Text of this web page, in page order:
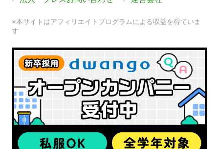
※本サイトはアフィリエイトプログラムによる収益を得ていま
す